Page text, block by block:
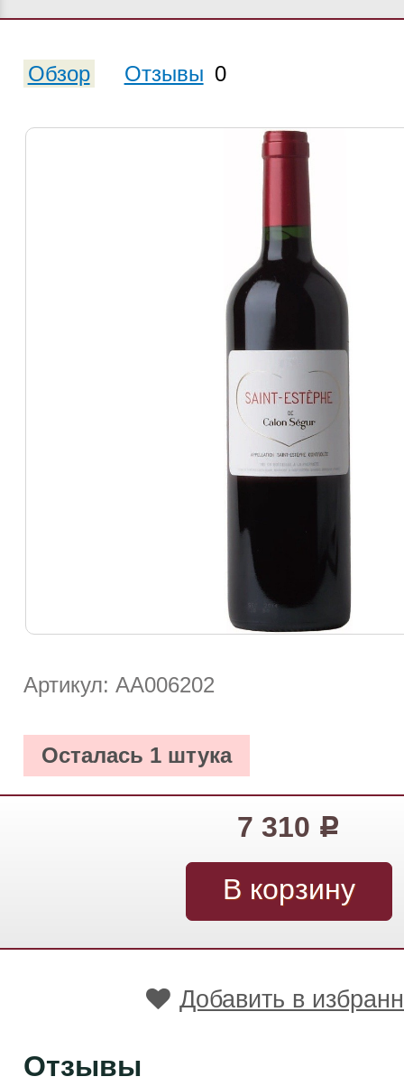
Обзор Отзывы 0
Артикул: АА006202
Осталась 1 штука
7 310 Р
Добавить в
Отзывы